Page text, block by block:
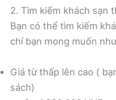
2. Tìm kiếm khách sạn
Bạn có thể tìm kiếm
chí bạn mong muốn
Giá từ thấp lên cao (
sách)